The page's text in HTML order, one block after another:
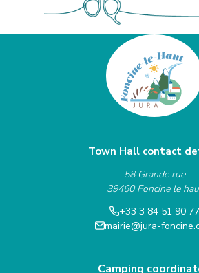
Town Hall contact
58 Grande rue
39460 Foncine le
+33 3 84 51 90 77
mairie@jura-
Camping